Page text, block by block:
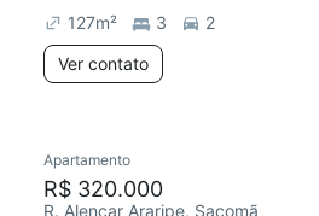
127m² 3
2
Ver contato
Apartamento
R$ 320.000
R. Alencar Araripe, Sacomã